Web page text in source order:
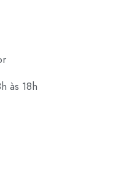
às 18h